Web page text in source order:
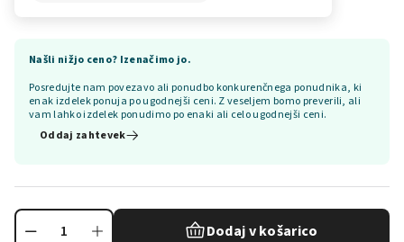
Našli nižjo ceno? Izenačimo jo.
Posredujte nam povezavo ali ponudbo konkurenčnega ponudnika, ki
enak izdelek ponuja po ugodnejši ceni. Z veseljem bomo preverili, ali
vam lahko izdelek ponudimo po enaki ali celo ugodnejši ceni.
Oddaj zahtevek
Dodaj v košarico